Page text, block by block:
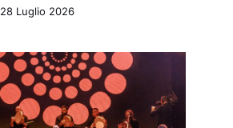
28 Luglio 2026